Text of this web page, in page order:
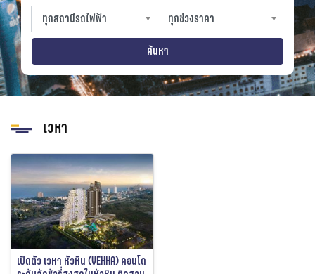
sproperty
slocation
ทุกสถานีรถไฟฟ้า
ทุกสถานีรถไฟฟ้า
strain-station
ทุกช่วงราคา
ทุกช่วงราคา
sprice
ค้นหา
เวหา
เปิดตัว เวหา หัวหิน (VEHHA) คอนโด